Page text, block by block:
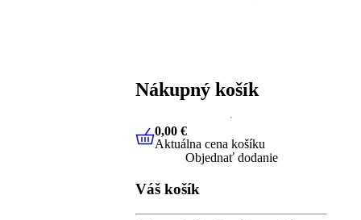
Nákupný košík
0,00 €Aktuálna cena košíku
0,00 €
Aktuálna cena košíku
Objednať dodanie
Váš košík